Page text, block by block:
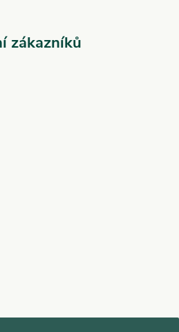
zákazníků